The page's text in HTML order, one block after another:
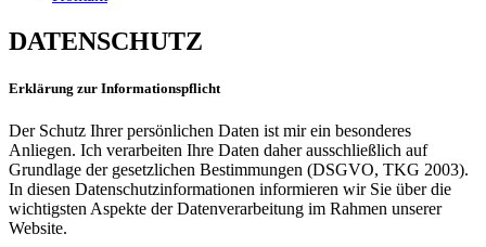
DATENSCHUTZ
Erklärung zur Informationspflicht
Der Schutz Ihrer persönlichen Daten ist mir ein besonderes
Anliegen. Ich verarbeiten Ihre Daten daher ausschließlich auf
Grundlage der gesetzlichen Bestimmungen (DSGVO, TKG 2003).
In diesen Datenschutzinformationen informieren wir Sie über die
wichtigsten Aspekte der Datenverarbeitung im Rahmen unserer
Website.